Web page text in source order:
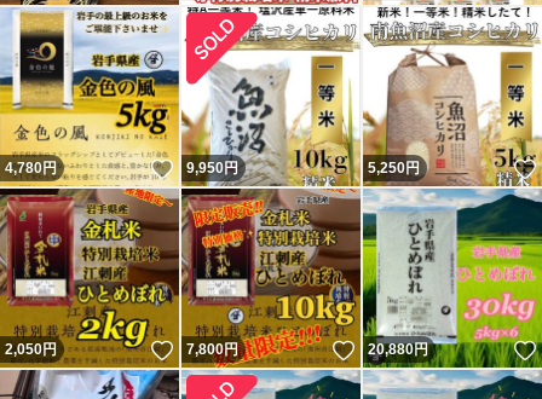
4,780円 いいね！
9,950円 5,250円
2,050円 いいね！
7,800円 いいね！
20,880円